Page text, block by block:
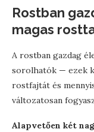
Rostban
magas
A rostban gazdag
sorolhatók — ezek
rostfajtát és
változatosan
Alapvetően két